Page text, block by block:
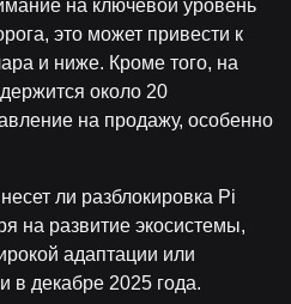
на ключевой уровень
это может привести к
и ниже. Кроме того, на
около 20
на продажу, особенно
ли разблокировка Pi
на развитие экосистемы,
адаптации или
в декабре 2025 года.